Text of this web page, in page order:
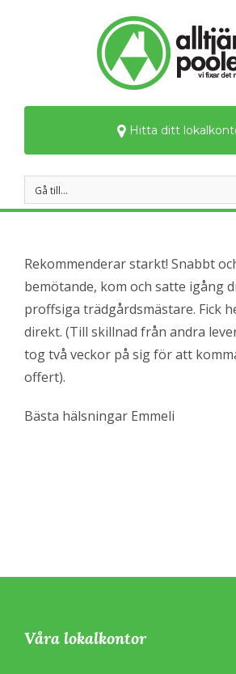
Hitta ditt
Gå till…
Rekommenderar starkt! Snabbt
bemötande, kom och satte igång
proffsiga trädgårdsmästare. Fick
direkt. (Till skillnad från andra
tog två veckor på sig för att
offert).
Bästa hälsningar Emmeli
Våra lokalkontor